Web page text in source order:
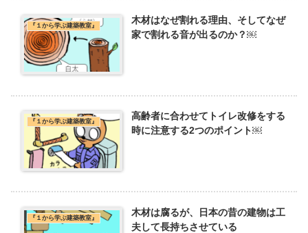
『１から学ぶ建築教室』
木材はなぜ割れる理由、そしてなぜ
家で割れる音が出るのか？￼
『１から学ぶ建築教室』
高齢者に合わせてトイレ改修をする
時に注意する2つのポイント￼
『１から学ぶ建築教室』
木材は腐るが、日本の昔の建物は工
夫して長持ちさせている